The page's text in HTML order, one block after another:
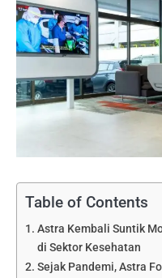
Table of Contents
Astra Kembali Suntik
di Sektor Kesehatan
Sejak Pandemi, Astra